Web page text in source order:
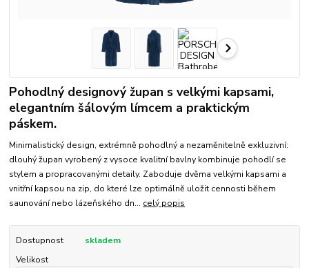
Pohodlný designový župan s velkými kapsami,
elegantním šálovým límcem a praktickým
páskem.
Minimalistický design, extrémně pohodlný a nezaměnitelně exkluzivní:
dlouhý župan vyrobený z vysoce kvalitní bavlny kombinuje pohodlí se
stylem a propracovanými detaily. Zaboduje dvěma velkými kapsami a
vnitřní kapsou na zip, do které lze optimálně uložit cennosti během
saunování nebo lázeňského dn... celý popis
Dostupnost
skladem
Velikost